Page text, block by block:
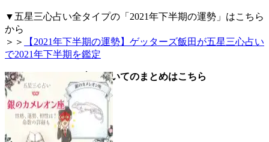
▼五星三心占い全タイプの「2021年下半期の運勢」はこちら
から
＞＞
【2021年下半期の運勢】ゲッターズ飯田が五星三心占い
で2021年下半期を鑑定
▼銀のカメレオン座についてのまとめはこちら